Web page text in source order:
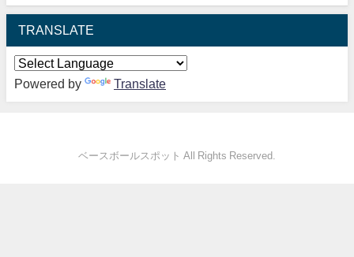
TRANSLATE
Powered by Translate
ベースボールスポット All Rights Reserved.